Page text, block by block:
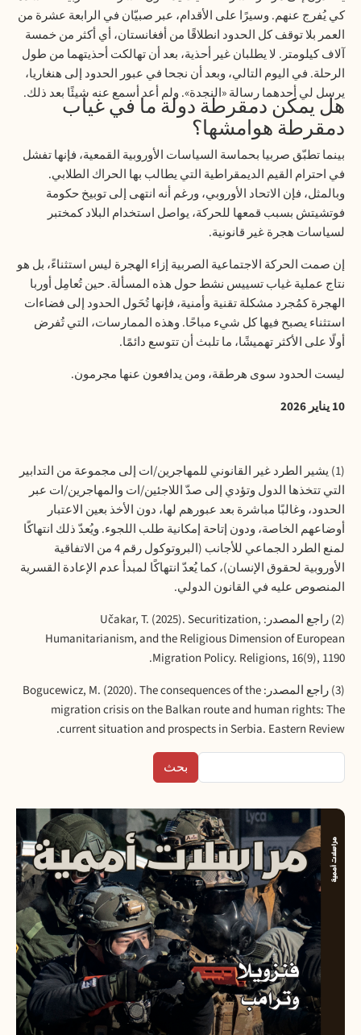
كي يُفرج عنهم. وسيرًا على الأقدام، عبر صبيّان في الرابعة عشرة من
العمر بلا توقف كل الحدود انطلاقًا من أفغانستان، أي أكثر من خمسة
آلاف كيلومتر. لا يطلبان غير أحذية، بعد أن تهالكت أحذيتهما من طول
الرحلة. في اليوم التالي، وبعد أن نجحا في عبور الحدود إلى هنغاريا،
يرسل لي أحدهما رسالة «النجدة». ولم أعد أسمع عنه شيئًا بعد ذلك.
هل يمكن دمقرطة دولة ما في غياب
دمقرطة هوامشها؟
بينما تطبّق صربيا بحماسة السياسات الأوروبية القمعية، فإنها تفشل
في احترام القيم الديمقراطية التي يطالب بها الحراك الطلابي.
وبالمثل، فإن الاتحاد الأوروبي، ورغم أنه انتهى إلى توبيخ حكومة
فوتشيتش بسبب قمعها للحركة، يواصل استخدام البلاد كمختبر
لسياسات هجرة غير قانونية.
إن صمت الحركة الاجتماعية الصربية إزاء الهجرة ليس استثناءً، بل هو
نتاج عملية غياب تسييس نشط حول هذه المسألة. حين تُعامِل أوربا
الهجرة كمُجرد مشكلة تقنية وأمنية، فإنها تُحَول الحدود إلى فضاءات
استثناء يصبح فيها كل شيء مباحًا. وهذه الممارسات، التي تُفرض
أولًا على الأكثر تهميشًا، ما تلبث أن تتوسع دائمًا.
ليست الحدود سوى هرطقة، ومن يدافعون عنها مجرمون.
10 يناير 2026
(1) يشير الطرد غير القانوني للمهاجرين/ات إلى مجموعة من التدابير
التي تتخذها الدول وتؤدي إلى صدّ اللاجئين/ات والمهاجرين/ات عبر
الحدود، وغالبًا مباشرة بعد عبورهم لها، دون الأخذ بعين الاعتبار
أوضاعهم الخاصة، ودون إتاحة إمكانية طلب اللجوء. ويُعدّ ذلك انتهاكًا
لمنع الطرد الجماعي للأجانب (البروتوكول رقم 4 من الاتفاقية
الأوروبية لحقوق الإنسان)، كما يُعدّ انتهاكًا لمبدأ عدم الإعادة القسرية
المنصوص عليه في القانون الدولي.
(2) راجع المصدر:
Učakar, T. (2025). Securitization,
Humanitarianism, and the Religious Dimension of European
Migration Policy. Religions, 16(9), 1190.
(3) راجع المصدر:
Bogucewicz, M. (2020). The consequences of the
migration crisis on the Balkan route and human rights: The
current situation and prospects in Serbia. Eastern Review.
بحث